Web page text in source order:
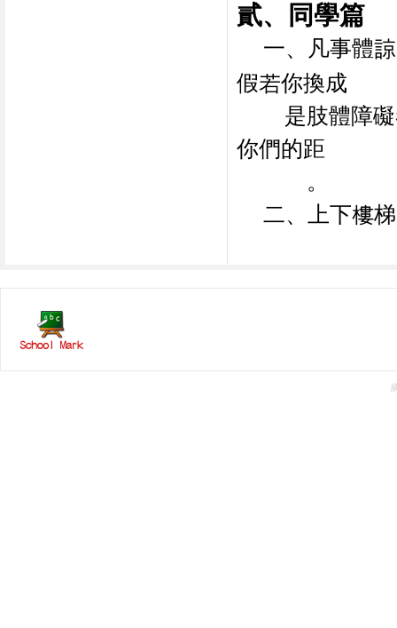
貳、同學篇
一、凡事體
假若你換成
是肢體障
你們的距
離。
二、上下樓